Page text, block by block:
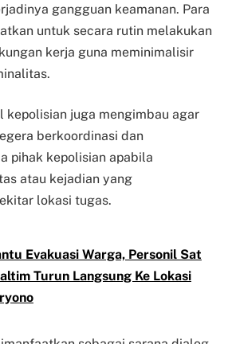
gangguan keamanan. Para
untuk secara rutin melakukan
kerja guna meminimalisir
kepolisian juga mengimbau agar
berkoordinasi dan
pihak kepolisian apabila
atau kejadian yang
lokasi tugas.
Evakuasi Warga, Personil Sat
Turun Langsung Ke Lokasi